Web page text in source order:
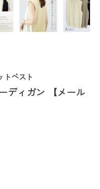
て
トベスト
ディガン 【メール